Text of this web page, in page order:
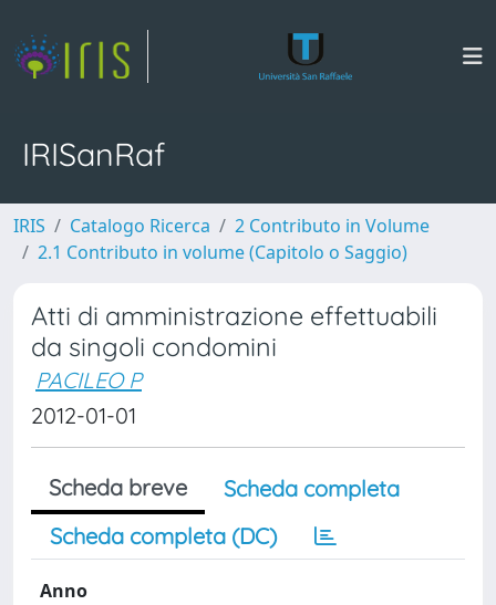
IRISanRaf
IRIS Catalogo Ricerca
2 Contributo in Volume
2.1 Contributo in volume (Capitolo o Saggio)
Atti di amministrazione effettuabili
da singoli condomini
PACILEO P
2012-01-01
Scheda breve
Scheda completa
Scheda completa (DC)
Anno